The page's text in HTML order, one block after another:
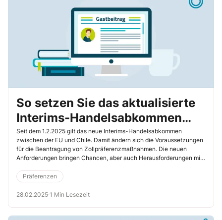
So setzen Sie das aktualisierte
Interims-Handelsabkommen
EU-Chile erfolgreich um
Seit dem 1.2.2025 gilt das neue Interims-Handelsabkommen
zwischen der EU und Chile. Damit ändern sich die Voraussetzungen
für die Beantragung von Zollpräferenzmaßnahmen. Die neuen
Anforderungen bringen Chancen, aber auch Herausforderungen mit
Vorteile des Abkommens zu nutzen – inklusive wertvoller Tipps für
eine reibungslose Umsetzung.
Präferenzen
28.02.2025·1 Min Lesezeit